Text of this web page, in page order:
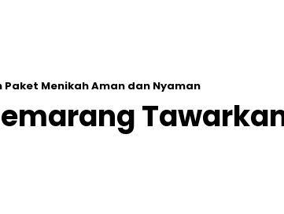
Menikah Aman dan Nyaman